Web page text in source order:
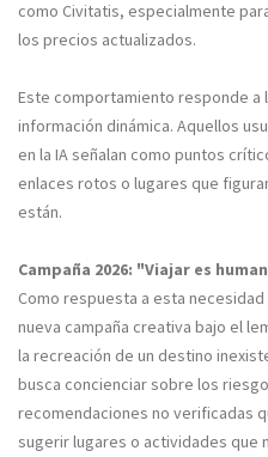
como Civitatis, especialmente
los precios actualizados.
Este comportamiento responde a
información dinámica. Aquellos
en la IA señalan como puntos
enlaces rotos o lugares que
están.
Campaña 2026: "Viajar es
Como respuesta a esta
nueva campaña creativa bajo el
la recreación de un destino
busca concienciar sobre los
recomendaciones no verificadas
sugerir lugares o actividades que